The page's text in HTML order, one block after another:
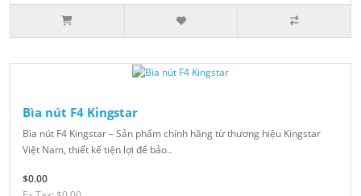
Bìa nút F4 Kingstar
Bìa nút F4 Kingstar – Sản phẩm chính hãng từ thương hiệu Kingstar
Việt Nam, thiết kế tiện lợi để bảo..
$0.00